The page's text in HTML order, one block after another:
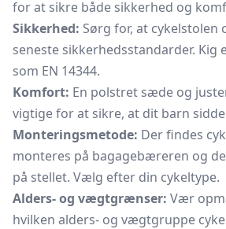
for at sikre både sikkerhed og
Sikkerhed: Sørg for, at cykelstolen
seneste sikkerhedsstandarder. Kig
som EN 14344.
Komfort: En polstret sæde og
vigtige for at sikre, at dit barn
Monteringsmetode: Der findes
monteres på bagagebæreren og
på stellet. Vælg efter din cykeltype.
Alders- og vægtgrænser: Vær
hvilken alders- og vægtgruppe